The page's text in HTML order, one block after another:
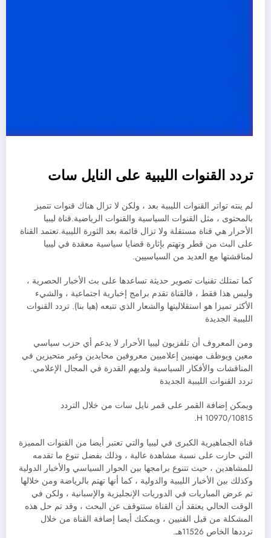
تردد القنوات الليبية على النايل سات
لم ينته تواتر القنوات الليبية بعد ، ولكن لا تزال هناك قنوات تتميز
بالمحتوى ، مثل القنوات السياسية والقنوات الرياضية.قناة ليبيا
الأحرار هي قناة مستقلة ولا تزال قائمة بعد الثورة الليبية.تعتمد القناة
على البث من قطر وتهتم بإثارة قضايا سياسية معقدة في ليبيا
لمناقشتها مع العديد من السياسيين.
كما تمتلك تقنيات تصوير حديثة تساعدها على بث الأخبار الحصرية ،
وليس هذا فقط ، فالقناة تقدم برامج إخبارية اجتماعية ، والشيء
الأكثر تميزا هو استقلاليتها والشعار الذي تتبعه (هيا بنا). تردد القنوات
الليبية الجديدة
ومن المعروف أن تلفزيون ليبيا الأحرار لا يدعم أي حزب سياسي
معين ويوظف مهنيين إعلاميين معروفين محايدين وغير متحيزين في
المناقشات والأفكار السياسية ولديهم القدرة في المجال الإعلامي.
تردد القنوات الليبية الجديدة
ويمكن إضافة القمر على قمر نايل سات من خلال التردد
10970/10815 H.
قناة الجماهيرية الكبرى في ليبيا والتي تعتبر أيضا من القنوات المميزة
التي حازت على نسبة مشاهدة عالية ، وذلك بفضل تنوع ما تقدمه
للمشاهدين ، حيث تتنوع برامجها بين الحوار السياسي والأخبار الدولية
وكذلك بين الأخبار الليبية والدولية ، كما أنها تهتم بالرياضة ومن خلالها
تم عرض المباريات في الدوريات الإنجليزية والإسبانية ، ولكن في
الوقت الحالي يعتقد أن القناة ستتوقف عن البحث ، وقد تم حل هذه
المشكلة من قبل الفنيين ، ويمكنك أيضا إضافة القناة من خلال
ترددها الخاص 11526هـ.